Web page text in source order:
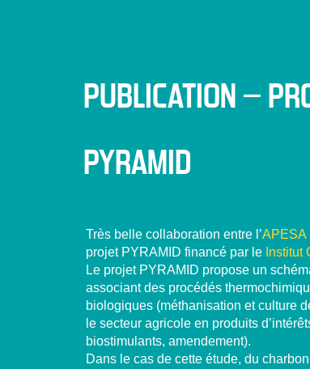
PUBLICATION –
PYRAMID
Très belle collaboration entre l’APESA
projet PYRAMID financé par le Institut
Le projet PYRAMID propose un
associant des procédés
biologiques (méthanisation et culture
le secteur agricole en produits
biostimulants, amendement).
Dans le cas de cette étude, du